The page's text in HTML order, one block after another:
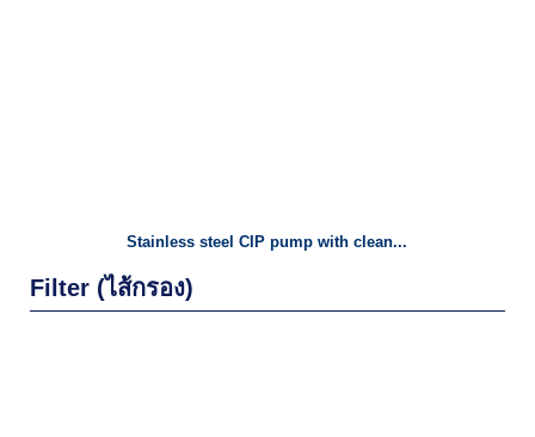
Stainless steel CIP pump with clean...
Filter (ไส้กรอง)